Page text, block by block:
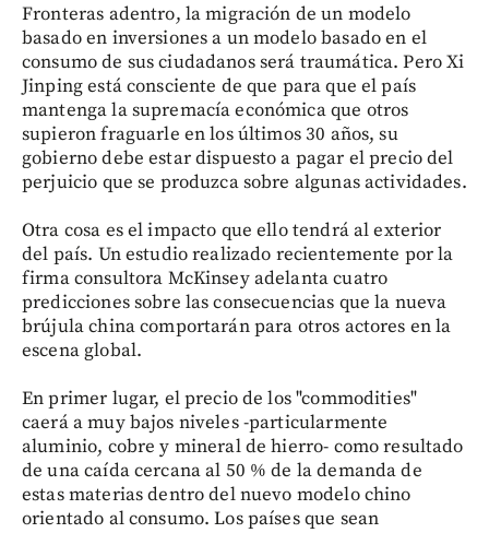
Fronteras adentro, la migración de un modelo
basado en inversiones a un modelo basado en el
consumo de sus ciudadanos será traumática. Pero Xi
Jinping está consciente de que para que el país
mantenga la supremacía económica que otros
supieron fraguarle en los últimos 30 años, su
gobierno debe estar dispuesto a pagar el precio del
perjuicio que se produzca sobre algunas actividades.
Otra cosa es el impacto que ello tendrá al exterior
del país. Un estudio realizado recientemente por la
firma consultora McKinsey adelanta cuatro
predicciones sobre las consecuencias que la nueva
brújula china comportarán para otros actores en la
escena global.
En primer lugar, el precio de los "commodities"
caerá a muy bajos niveles -particularmente
aluminio, cobre y mineral de hierro- como resultado
de una caída cercana al 50 % de la demanda de
estas materias dentro del nuevo modelo chino
orientado al consumo. Los países que sean